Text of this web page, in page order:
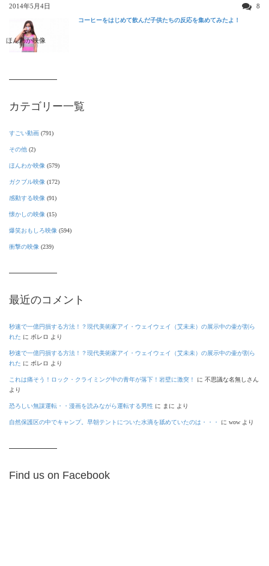
2014年5月4日 8
ほんわか映像
コーヒーをはじめて飲んだ子供たちの反応を集めてみたよ！
カテゴリー一覧
すごい動画 (791)
その他 (2)
ほんわか映像 (579)
ガクブル映像 (172)
感動する映像 (91)
懐かしの映像 (15)
爆笑おもしろ映像 (594)
衝撃の映像 (239)
最近のコメント
秒速で一億円損する方法！？現代美術家アイ・ウェイウェイ（艾未未）の展示中の壷が割ら
れた に ボレロ より
秒速で一億円損する方法！？現代美術家アイ・ウェイウェイ（艾未未）の展示中の壷が割ら
れた に ボレロ より
これは痛そう！ロック・クライミング中の青年が落下！岩壁に激突！ に 不思議な名無しさん
より
恐ろしい無謀運転・・漫画を読みながら運転する男性 に まに より
自然保護区の中でキャンプ。早朝テントについた水滴を舐めていたのは・・・ に wow より
Find us on Facebook